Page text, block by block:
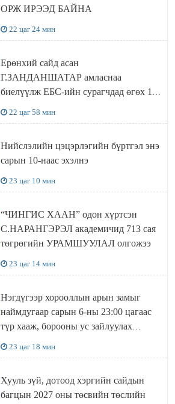
ОРЖ ИРЭЭД БАЙНА
22 цаг 24 мин
Ерөнхий сайд асан
Г.ЗАНДАНШАТАР амласнаа
биелүүлж ЕБС-ийн сурагчдад өгөх 10.
22 цаг 58 мин
Нийслэлийн цэцэрлэгийн бүртгэл энэ
сарын 10-наас эхэлнэ
23 цаг 10 мин
“ЧИНГИС ХААН” одон хүртсэн
С.НАРАНГЭРЭЛ академичид 713 сая
төгрөгийн УРАМШУУЛАЛ олгожээ
23 цаг 14 мин
Нэгдүгээр хорооллын арын замыг
наймдугаар сарын 6-ны 23:00 цагаас
түр хааж, борооны ус зайлуулах
23 цаг 18 мин
Хууль зүй, дотоод хэргийн сайдын
багцын 2027 оны төсвийн төслийн